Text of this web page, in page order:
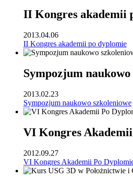
II Kongres akademii
2013.04.06
II Kongres akademii po dyplomie
Sympozjum
2013.02.23
Sympozjum naukowo szkoleniowe
VI Kongres
2012.09.27
VI Kongres Akademii Po